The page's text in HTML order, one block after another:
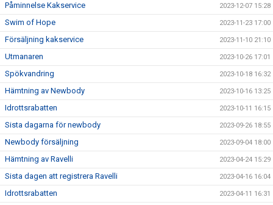
Påminnelse Kakservice 2023-12-07 15:28
Swim of Hope 2023-11-23 17:00
Försäljning kakservice 2023-11-10 21:10
Utmanaren 2023-10-26 17:01
Spökvandring 2023-10-18 16:32
Hämtning av Newbody 2023-10-16 13:25
Idrottsrabatten 2023-10-11 16:15
Sista dagarna för newbody 2023-09-26 18:55
Newbody försäljning 2023-09-04 18:00
Hämtning av Ravelli 2023-04-24 15:29
Sista dagen att registrera Ravelli 2023-04-16 16:04
Idrottsrabatten 2023-04-11 16:31